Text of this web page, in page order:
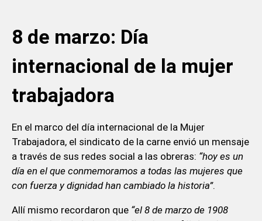
8 de marzo: Día
internacional de la mujer
trabajadora
En el marco del día internacional de la Mujer
Trabajadora, el sindicato de la carne envió un mensaje
a través de sus redes social a las obreras: “hoy es un
día en el que conmemoramos a todas las mujeres que
con fuerza y dignidad han cambiado la historia”.
Allí mismo recordaron que “el 8 de marzo de 1908